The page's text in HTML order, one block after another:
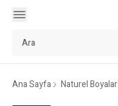
Ana Sayfa Naturel Boyalar